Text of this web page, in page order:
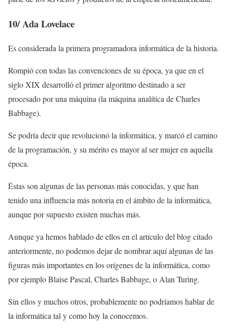
10/Ada Lovelace
Es considerada la primera programadora informática de la historia.
Rompió con todas las convenciones de su época, ya que en el
siglo XIX desarrolló el primer algoritmo destinado a ser
procesado por una máquina (la máquina analítica de Charles
Babbage).
Se podría decir que revolucionó la informática, y marcó el camino
de la programación, y su mérito es mayor al ser mujer en aquella
época.
Éstas son algunas de las personas más conocidas, y que han
tenido una influencia más notoria en el ámbito de la informática,
aunque por supuesto existen muchas más.
Aunque ya hemos hablado de ellos en el artículo del blog citado
anteriormente, no podemos dejar de nombrar aquí algunas de las
figuras más importantes en los orígenes de la informática, como
por ejemplo Blaise Pascal, Charles Babbage, o Alan Turing.
Sin ellos y muchos otros, probablemente no podríamos hablar de
la informática tal y como hoy la conocemos.